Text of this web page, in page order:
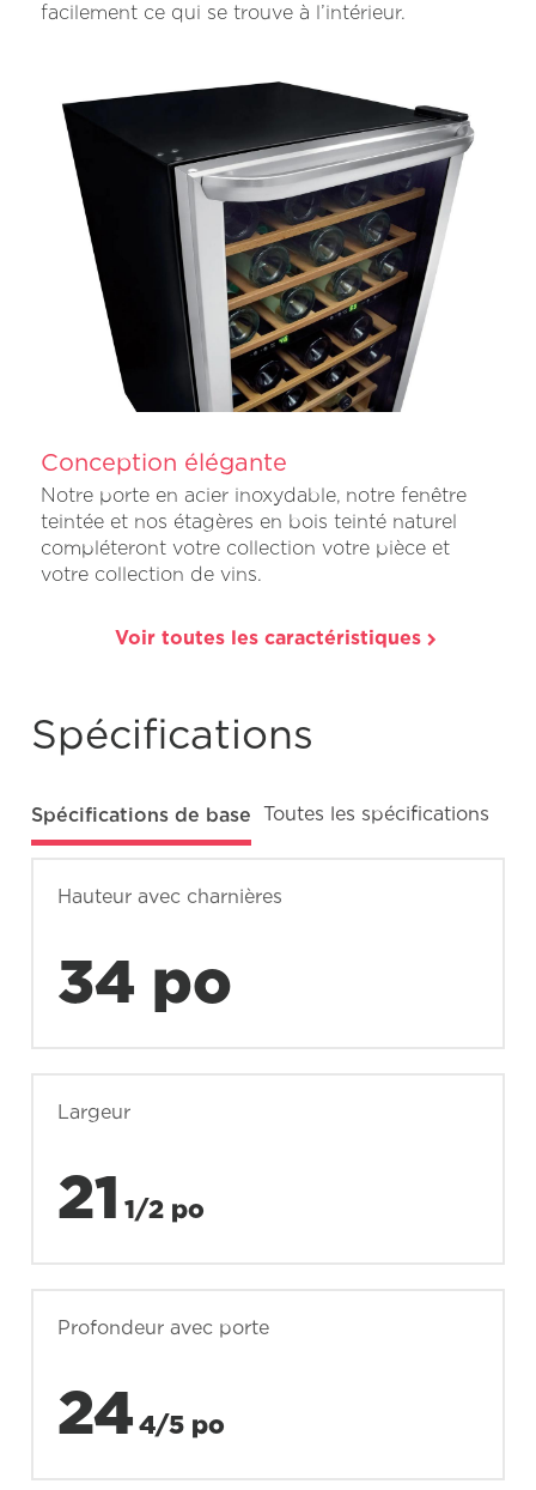
facilement ce qui se trouve à l’intérieur.
Conception élégante
Notre porte en acier inoxydable, notre fenêtre
teintée et nos étagères en bois teinté naturel
compléteront votre collection votre pièce et
votre collection de vins.
Voir toutes les caractéristiques
Spécifications
Spécifications de base Toutes les spécifications
Hauteur avec charnières
34 po
Largeur
21 1/2 po
Profondeur avec porte
24 4/5 po